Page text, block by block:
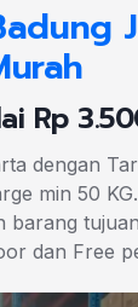
Rp
dengan
min 50
barang
dan Free